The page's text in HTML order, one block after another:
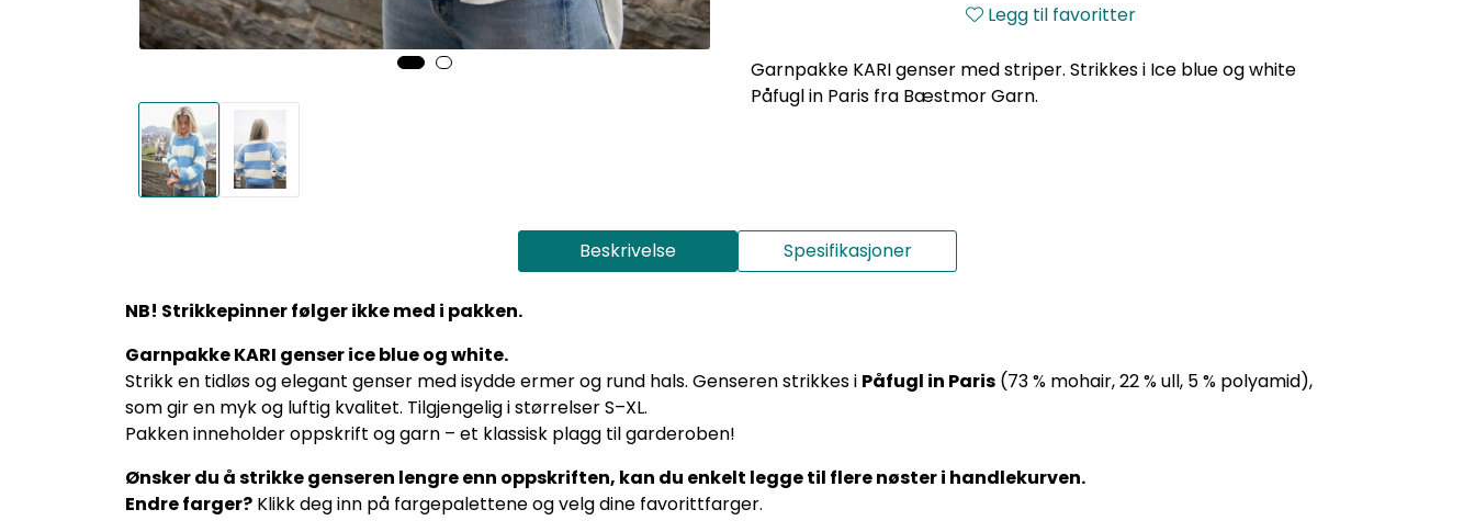
Legg til favoritter
Garnpakke KARI genser med striper. Strikkes i Ice blue og white
Påfugl in Paris fra Bæstmor Garn.
Beskrivelse Spesifikasjoner
NB! Strikkepinner følger ikke med i pakken.
Garnpakke KARI genser ice blue og white.
Strikk en tidløs og elegant genser med isydde ermer og rund hals. Genseren strikkes i Påfugl in Paris (73 % mohair, 22 % ull, 5 % polyamid),
som gir en myk og luftig kvalitet. Tilgjengelig i størrelser S–XL.
Pakken inneholder oppskrift og garn – et klassisk plagg til garderoben!
Ønsker du å strikke genseren lengre enn oppskriften, kan du enkelt legge til flere nøster i handlekurven.
Endre farger? Klikk deg inn på fargepalettene og velg dine favorittfarger.